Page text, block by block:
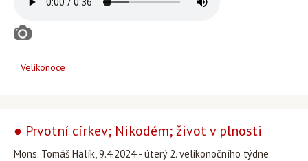
Velikonoce
● Prvotní církev; Nikodém; život v plnosti
Mons. Tomáš Halík, 9.4.2024 - úterý 2. velikonočního týdne